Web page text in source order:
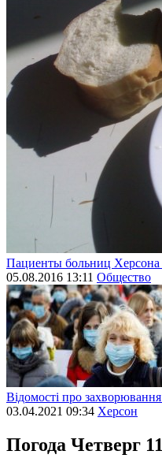
Пациенты больниц Херсона
05.08.2016 13:11 Общество
Відомості про
03.04.2021 09:34 Херсон
Погода Четверг